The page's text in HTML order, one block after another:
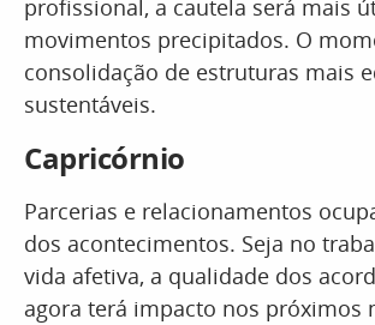
profissional, a cautela será mais
movimentos precipitados. O
consolidação de estruturas mais
sustentáveis.
Capricórnio
Parcerias e relacionamentos
dos acontecimentos. Seja no
vida afetiva, a qualidade dos
agora terá impacto nos próximos